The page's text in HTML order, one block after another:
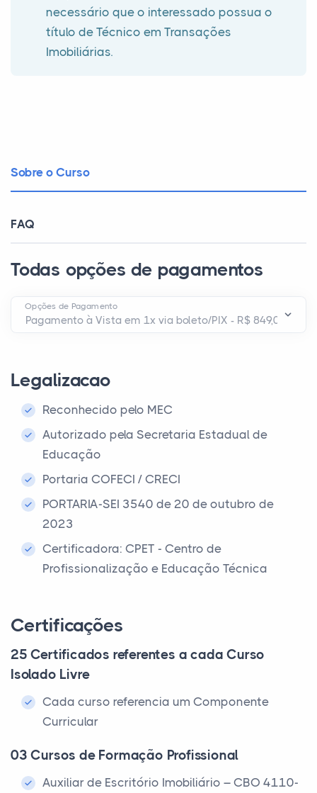
necessário que o interessado possua o
título de Técnico em Transações
Imobiliárias.
Sobre o Curso
FAQ
Todas opções de pagamentos
Opções de Pagamento
Legalizacao
Reconhecido pelo MEC
Autorizado pela Secretaria Estadual de
Educação
Portaria COFECI / CRECI
PORTARIA-SEI 3540 de 20 de outubro de
2023
Certificadora: CPET - Centro de
Profissionalização e Educação Técnica
Certificações
25 Certificados referentes a cada Curso
Isolado Livre
Cada curso referencia um Componente
Curricular
03 Cursos de Formação Profissional
Auxiliar de Escritório Imobiliário – CBO 4110-